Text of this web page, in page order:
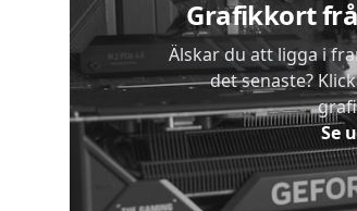
Grafikkort
Älskar du att ligga i
det senaste?
Se